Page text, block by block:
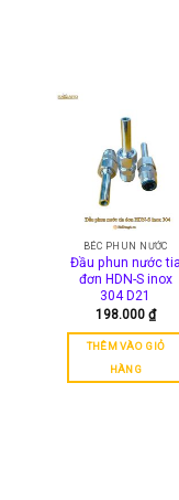
tùy
chọn
có
thể
được
chọn
trên
trang
sản
phẩm
BÉC PHUN NƯỚC
Đầu phun nước tia
đơn HDN-S inox
304 D21
198.000 ₫
THÊM VÀO GIỎ
HÀNG